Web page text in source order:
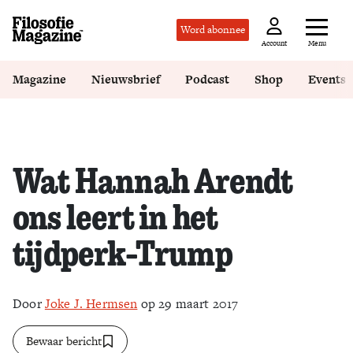
Word abonnee
Account Menu
Magazine Nieuwsbrief Podcast Shop Events
Wat Hannah Arendt
ons leert in het
tijdperk-Trump
DoorJoke J. Hermsen op 29 maart 2017
Bewaar bericht